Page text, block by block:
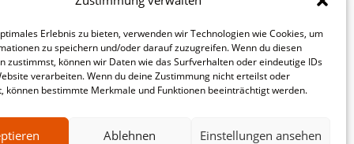
Erlebnis zu bieten, verwenden wir Technologien wie Cookies, um
zu speichern und/oder darauf zuzugreifen. Wenn du diesen
zustimmst, können wir Daten wie das Surfverhalten oder eindeutige IDs
verarbeiten. Wenn du deine Zustimmung nicht erteilst oder
können bestimmte Merkmale und Funktionen beeinträchtigt werden.
Ablehnen Einstellungen ansehen